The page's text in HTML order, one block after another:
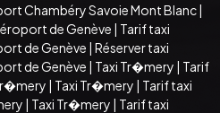
Chambéry Savoie Mont Blanc|
de Genève | Tarif taxi
de Genève | Réserver taxi
de Genève | Taxi Tr�mery | Tarif
| Taxi Tr�mery | Tarif taxi
| Taxi Tr�mery | Tarif taxi